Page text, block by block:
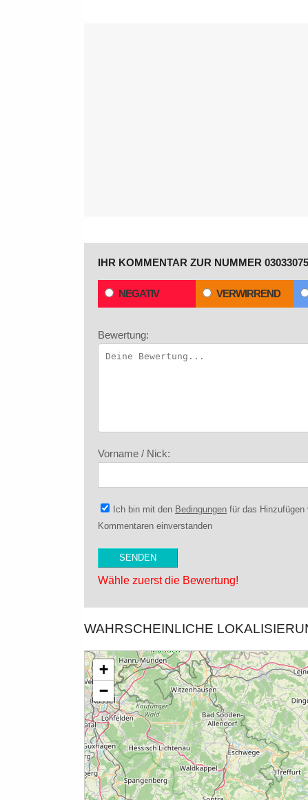
IHR KOMMENTAR ZUR NUMMER
NEGATIV VERWIRREND
Bewertung:
Vorname / Nick:
Ich bin mit den Bedingungen für das Hinzufügen
Kommentaren einverstanden
Wähle zuerst die Bewertung!
WAHRSCHEINLICHE